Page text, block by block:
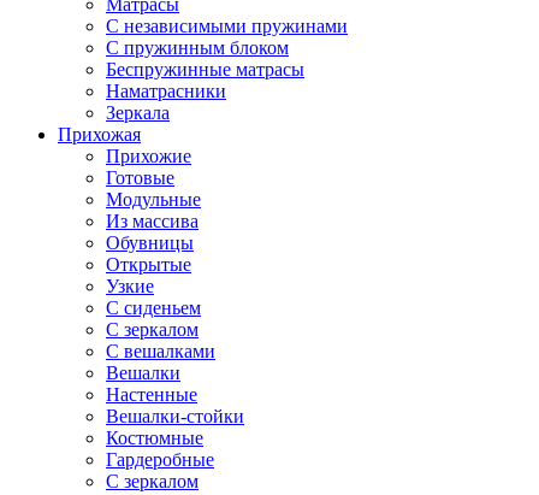
Матрасы
С независимыми пружинами
С пружинным блоком
Беспружинные матрасы
Наматрасники
Зеркала
Прихожая
Прихожие
Готовые
Модульные
Из массива
Обувницы
Открытые
Узкие
С сиденьем
С зеркалом
С вешалками
Вешалки
Настенные
Вешалки-стойки
Костюмные
Гардеробные
С зеркалом